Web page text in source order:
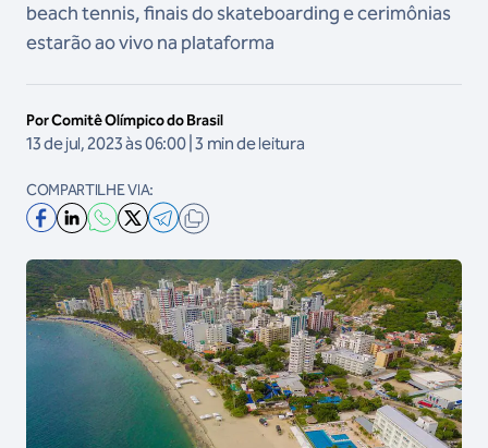
beach tennis, finais do skateboarding e cerimônias
estarão ao vivo na plataforma
Por Comitê Olímpico do Brasil
13 de jul, 2023 às 06:00 | 3 min de leitura
COMPARTILHE VIA: